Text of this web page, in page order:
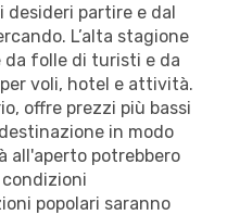
partire e dal
L’alta stagione
folle di turisti e da
voli, hotel e attività.
offre prezzi più bassi
in modo
all'aperto potrebbero
popolari saranno